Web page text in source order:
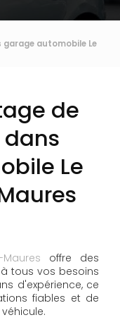
automobile Le
de
Le
offre des
tous vos besoins
d'expérience, ce
fiables et de